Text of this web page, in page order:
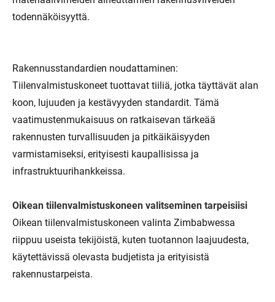
todennäköisyyttä.
Rakennusstandardien noudattaminen:
Tiilenvalmistuskoneet tuottavat tiiliä, jotka täyttävät alan
koon, lujuuden ja kestävyyden standardit. Tämä
vaatimustenmukaisuus on ratkaisevan tärkeää
rakennusten turvallisuuden ja pitkäikäisyyden
varmistamiseksi, erityisesti kaupallisissa ja
infrastruktuurihankkeissa.
Oikean tiilenvalmistuskoneen valitseminen tarpeisiisi
Oikean tiilenvalmistuskoneen valinta Zimbabwessa
riippuu useista tekijöistä, kuten tuotannon laajuudesta,
käytettävissä olevasta budjetista ja erityisistä
rakennustarpeista.